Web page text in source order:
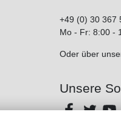
+49 (0) 30 367
Mo - Fr: 8:00 -
Oder über
Unsere